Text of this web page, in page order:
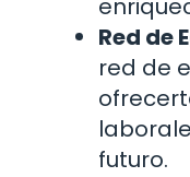
Red de
red de
futuro.